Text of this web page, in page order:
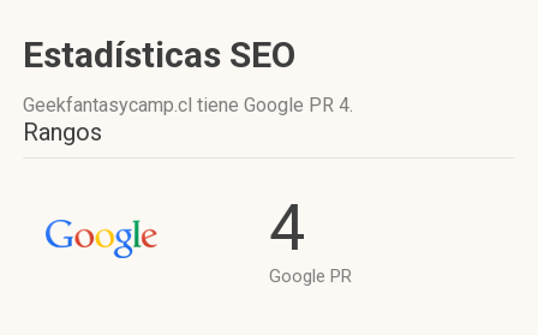
Estadísticas SEO
Geekfantasycamp.cl tiene Google PR 4.
Rangos
4
Google PR